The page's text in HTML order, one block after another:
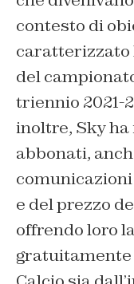
contesto di
caratterizzato
del
triennio 2021-
inoltre, Sky
abbonati,
e del prezzo
offrendo loro
gratuitamente